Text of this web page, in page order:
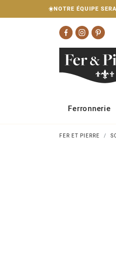
☀️NOTRE ÉQUIPE
Ferronnerie
FER ET PIERRE